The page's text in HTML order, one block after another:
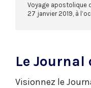
Voyage apostolique
27 janvier 2019, à
Le Journal
Visionnez le